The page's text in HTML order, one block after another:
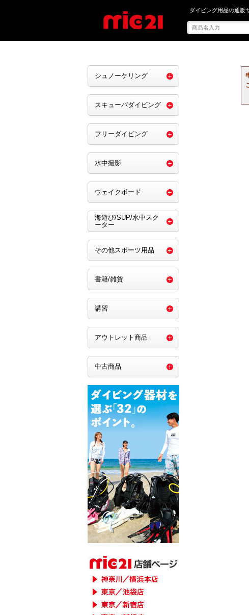
mic21で を買うなら
ダイビング用品の通販
シュノーケリング
スキューバダイビング
フリーダイビング
水中撮影
ウェイクボード
海遊び/SUP/水中スク
ーター
その他スポーツ用品
書籍/雑貨
講習
アウトレット商品
中古商品